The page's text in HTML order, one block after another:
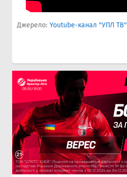
Джерело: Youtube-канал "УПЛ ТВ"